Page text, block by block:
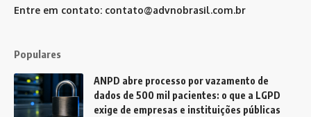
Entre em contato: contato@advnobrasil.com.br
Populares
ANPD abre processo por vazamento de
dados de 500 mil pacientes: o que a LGPD
exige de empresas e instituições públicas